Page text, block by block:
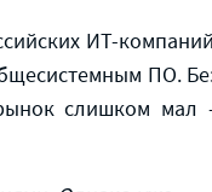
ИТ-
ПО.
слишком мал